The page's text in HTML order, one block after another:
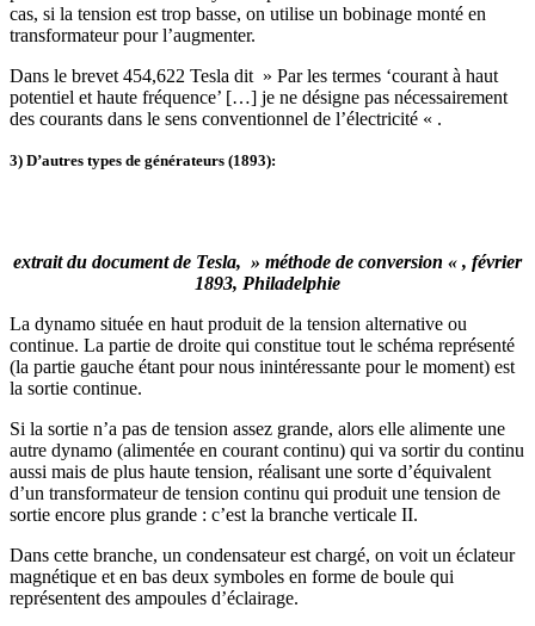
cas, si la tension est trop basse, on utilise un bobinage monté en
transformateur pour l’augmenter.
Dans le brevet 454,622 Tesla dit » Par les termes ‘courant à haut
potentiel et haute fréquence’ […] je ne désigne pas nécessairement
des courants dans le sens conventionnel de l’électricité « .
3) D’autres types de générateurs (1893):
extrait du document de Tesla, » méthode de conversion « , février
1893, Philadelphie
La dynamo située en haut produit de la tension alternative ou
continue. La partie de droite qui constitue tout le schéma représenté
(la partie gauche étant pour nous inintéressante pour le moment) est
la sortie continue.
Si la sortie n’a pas de tension assez grande, alors elle alimente une
autre dynamo (alimentée en courant continu) qui va sortir du continu
aussi mais de plus haute tension, réalisant une sorte d’équivalent
d’un transformateur de tension continu qui produit une tension de
sortie encore plus grande : c’est la branche verticale II.
Dans cette branche, un condensateur est chargé, on voit un éclateur
magnétique et en bas deux symboles en forme de boule qui
représentent des ampoules d’éclairage.